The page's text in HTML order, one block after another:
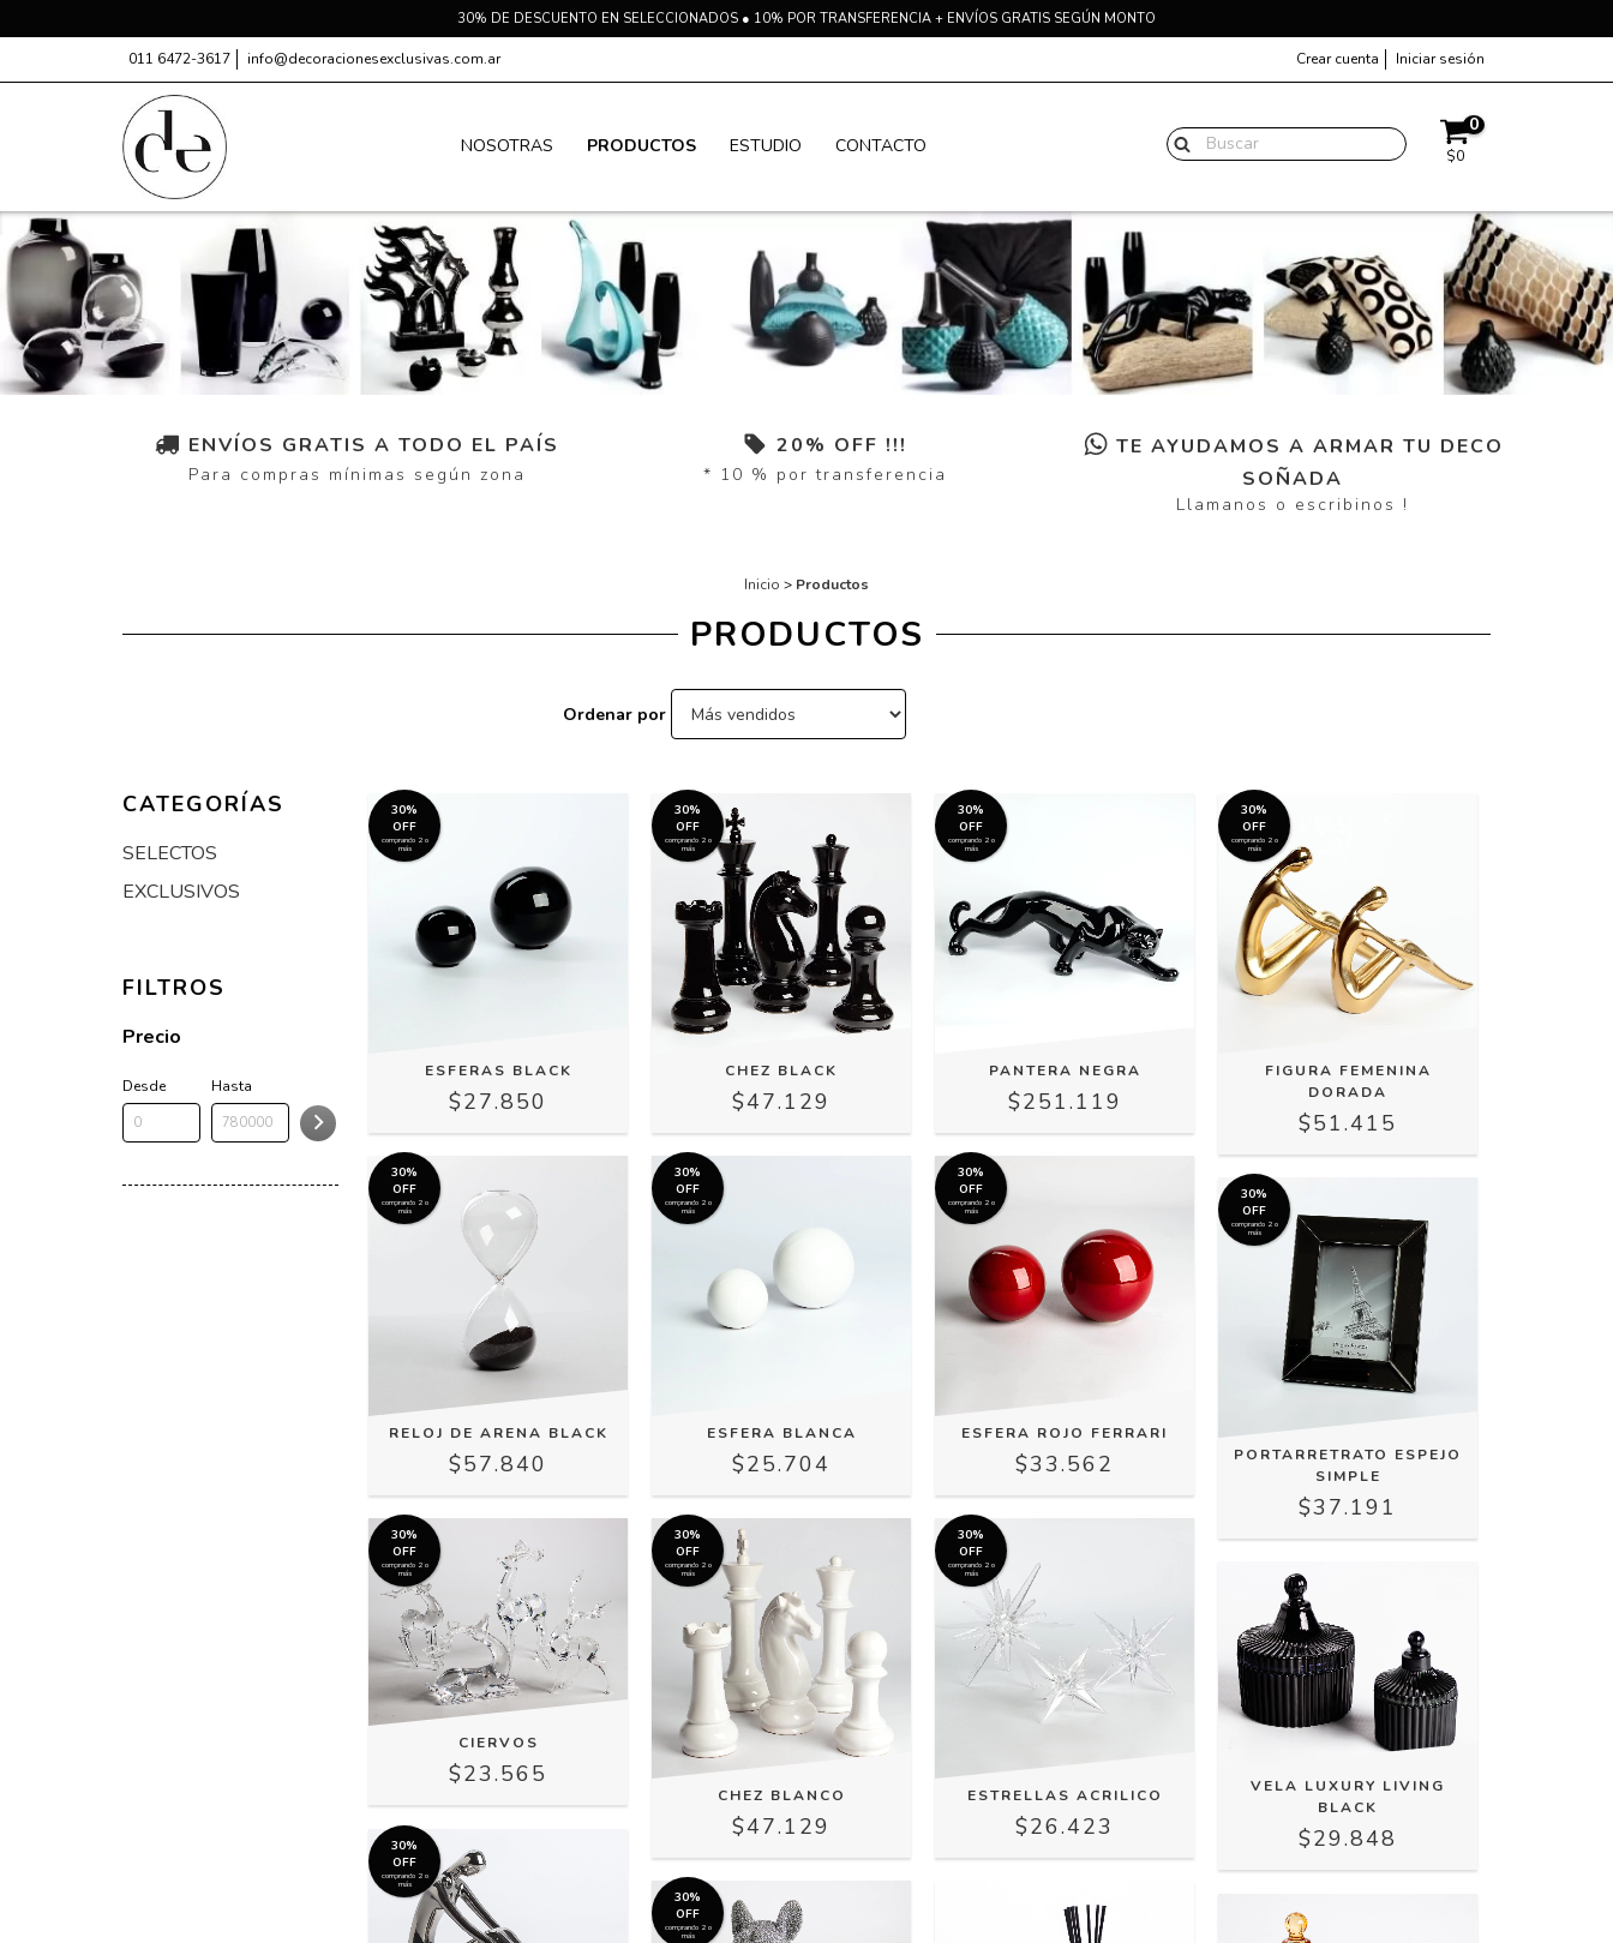
30% DE DESCUENTO EN SELECCIONADOS ● 10% POR TRANSFERENCIA + ENVÍOS GRATIS SEGÚN MONTO
011 6472-3617 info@decoracionesexclusivas.com.ar Crear cuenta Iniciar sesión
NOSOTRAS PRODUCTOS ESTUDIO CONTACTO
0
$0
ENVÍOS GRATIS A TODO EL PAÍS
Para compras mínimas según zona
20% OFF !!!
* 10 % por transferencia
TE AYUDAMOS A ARMAR TU DECO
SOÑADA
Llamanos o escribinos !
Inicio > Productos
PRODUCTOS
Ordenar por
CATEGORÍAS
SELECTOS
EXCLUSIVOS
FILTROS
Precio
Desde Hasta
30%
OFF
comprando 2 o
más
ESFERAS BLACK
$27.850
30%
OFF
comprando 2 o
más
CHEZ BLACK
$47.129
30%
OFF
comprando 2 o
más
PANTERA NEGRA
$251.119
30%
OFF
comprando 2 o
más
FIGURA FEMENINA
DORADA
$51.415
30%
OFF
comprando 2 o
más
RELOJ DE ARENA BLACK
$57.840
30%
OFF
comprando 2 o
más
ESFERA BLANCA
$25.704
30%
OFF
comprando 2 o
más
ESFERA ROJO FERRARI
$33.562
30%
OFF
comprando 2 o
más
PORTARRETRATO ESPEJO
SIMPLE
$37.191
30%
OFF
comprando 2 o
más
CIERVOS
$23.565
30%
OFF
comprando 2 o
más
CHEZ BLANCO
$47.129
30%
OFF
comprando 2 o
más
ESTRELLAS ACRILICO
$26.423
VELA LUXURY LIVING
BLACK
$29.848
30%
OFF
comprando 2 o
más
30%
OFF
comprando 2 o
más